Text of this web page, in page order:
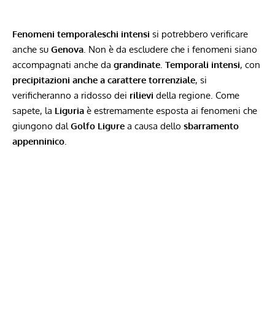
Fenomeni temporaleschi intensi si potrebbero verificare
anche su Genova. Non è da escludere che i fenomeni siano
accompagnati anche da grandinate. Temporali intensi, con
precipitazioni anche a carattere torrenziale, si
verificheranno a ridosso dei rilievi della regione. Come
sapete, la Liguria è estremamente esposta ai fenomeni che
giungono dalGolfo Ligure a causa dello sbarramento
appenninico.